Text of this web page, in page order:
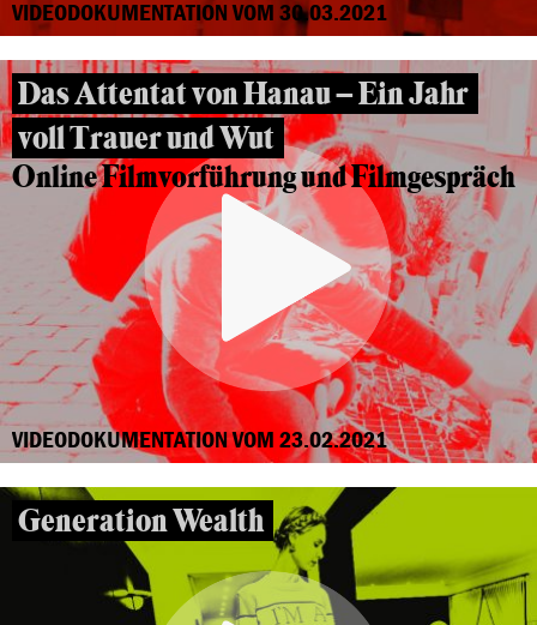
VIDEODOKUMENTATION VOM 30.03.2021
Das Attentat von Hanau – Ein Jahr
voll Trauer und Wut
Online Filmvorführung und Filmgespräch
VIDEODOKUMENTATION VOM 23.02.2021
Generation Wealth